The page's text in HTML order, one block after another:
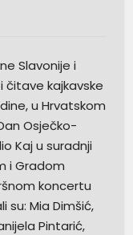
Slavonije i
čitave kajkavske
u Hrvatskom
Osječko-
Kaj u suradnji
i Gradom
koncertu
su: Mia Dimšić,
Pintarić,